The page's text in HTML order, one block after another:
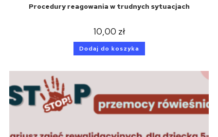
Procedury reagowania w trudnych sytuacjach
10,00 zł
Dodaj do koszyka